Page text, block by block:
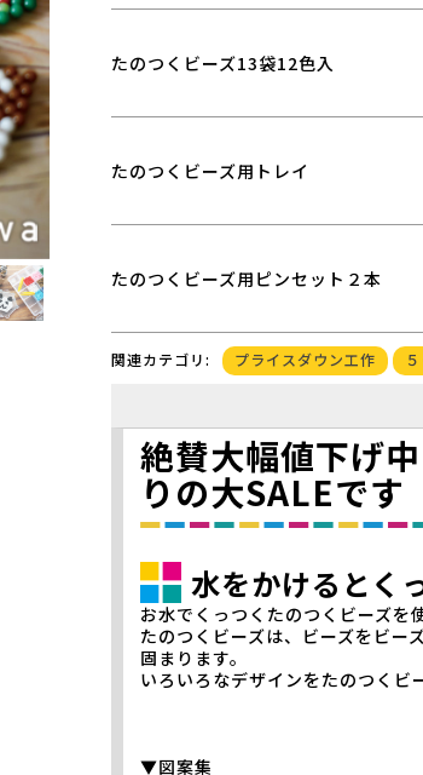
たのつくビーズ13袋12色入
たのつくビーズ用トレイ
たのつくビーズ用ピンセット２本
関連カテゴリ: プライスダウン工作
絶賛大幅値下
りの大SALEです
水をかけるとく
お水でくっつくたのつくビーズを
たのつくビーズは、ビーズをビー
固まります。
いろいろなデザインをたのつくビ
▼図案集